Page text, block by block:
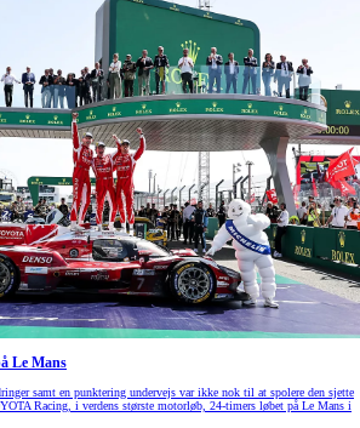
Le Mans
samt en punktering undervejs var ikke nok til at spolere den sjette
Racing, i verdens største motorløb, 24-timers løbet på Le Mans i